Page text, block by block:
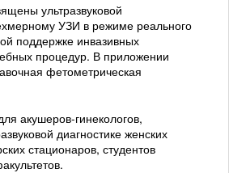
ультразвуковой
УЗИ в режиме реального
поддержке инвазивных
процедур. В приложении
фетометрическая
акушеров-гинекологов,
диагностике женских
стационаров, студентов